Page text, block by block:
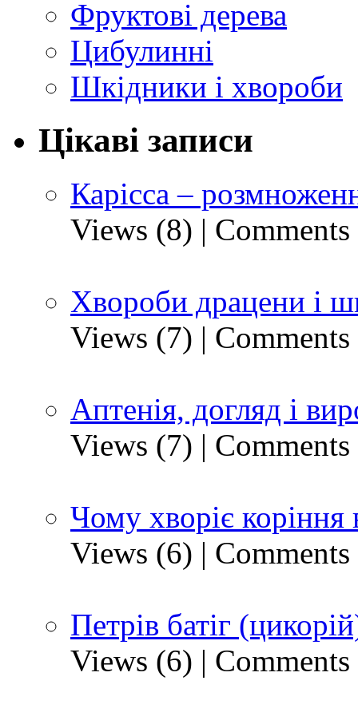
Фруктові дерева
Цибулинні
Шкідники і хвороби
Цікаві записи
Карісса –
Views (8) |
Хвороби драцени і
Views (7) |
Аптенія, догляд і
Views (7) |
Чому хворіє коріння
Views (6) |
Петрів батіг
Views (6) |